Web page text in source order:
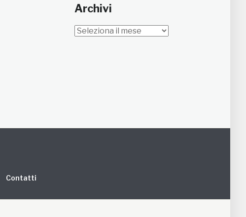
Archivi
Archivi
Contatti